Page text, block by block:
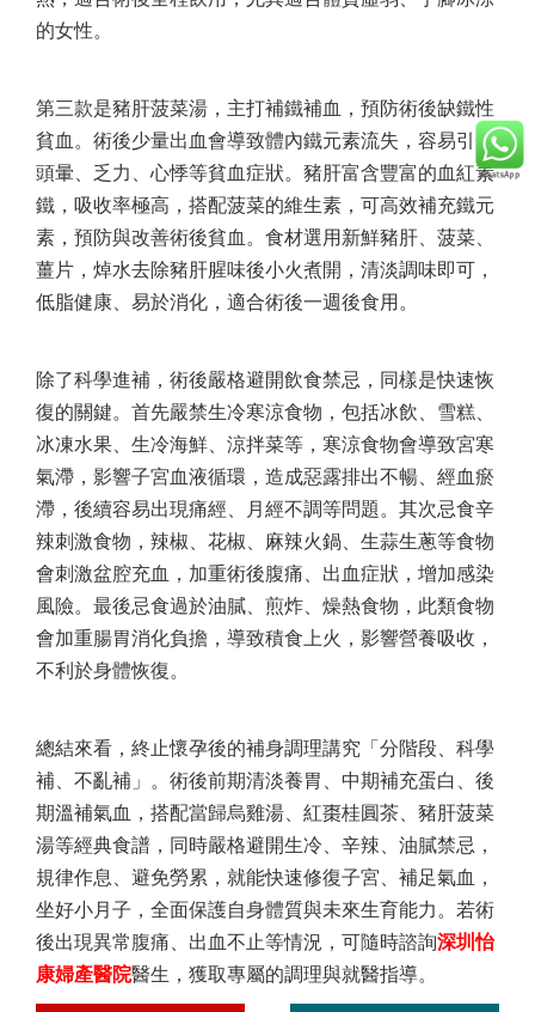
的女性。
第三款是豬肝菠菜湯，主打補鐵補血，預防術後缺鐵性
貧血。術後少量出血會導致體內鐵元素流失，容易引發
頭暈、乏力、心悸等貧血症狀。豬肝富含豐富的血紅素
鐵，吸收率極高，搭配菠菜的維生素，可高效補充鐵元
素，預防與改善術後貧血。食材選用新鮮豬肝、菠菜、
薑片，焯水去除豬肝腥味後小火煮開，清淡調味即可，
低脂健康、易於消化，適合術後一週後食用。
除了科學進補，術後嚴格避開飲食禁忌，同樣是快速恢
復的關鍵。首先嚴禁生冷寒涼食物，包括冰飲、雪糕、
冰凍水果、生冷海鮮、涼拌菜等，寒涼食物會導致宮寒
氣滯，影響子宮血液循環，造成惡露排出不暢、經血瘀
滯，後續容易出現痛經、月經不調等問題。其次忌食辛
辣刺激食物，辣椒、花椒、麻辣火鍋、生蒜生蔥等食物
會刺激盆腔充血，加重術後腹痛、出血症狀，增加感染
風險。最後忌食過於油膩、煎炸、燥熱食物，此類食物
會加重腸胃消化負擔，導致積食上火，影響營養吸收，
不利於身體恢復。
總結來看，終止懷孕後的補身調理講究「分階段、科學
補、不亂補」。術後前期清淡養胃、中期補充蛋白、後
期溫補氣血，搭配當歸烏雞湯、紅棗桂圓茶、豬肝菠菜
湯等經典食譜，同時嚴格避開生冷、辛辣、油膩禁忌，
規律作息、避免勞累，就能快速修復子宮、補足氣血，
坐好小月子，全面保護自身體質與未來生育能力。若術
後出現異常腹痛、出血不止等情況，可隨時諮詢深圳怡
康婦產醫院醫生，獲取專屬的調理與就醫指導。